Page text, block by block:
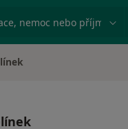
nemoc nebo příjmení